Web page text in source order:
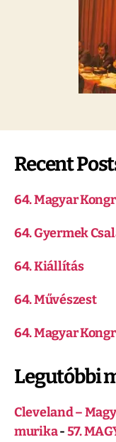
Recent
64. Magyar
64. Gyermek
64. Kiállítás
64. Művészest
64. Magyar
Legutóbbi
Cleveland –
murika-57.